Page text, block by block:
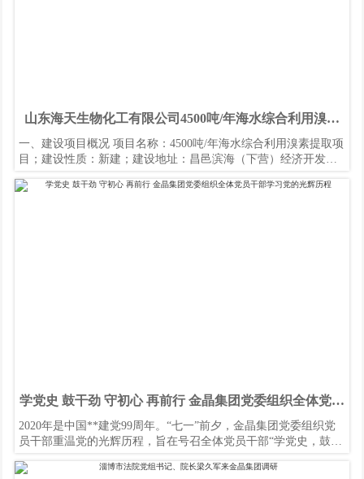
山东海天生物化工有限公司4500吨/年海水综合利用溴素
提取项目 环境影响评价报告书征求意见稿公示
一、建设项目概况 项目名称：4500吨/年海水综合利用溴素提取项
目；建设性质：新建；建设地址：昌邑滨海（下营）经济开发区
学党史 鼓干劲 守初心 再前行 金晶集团党委组织全体党员
干部学习党的光辉历程
2020年是中国**建党99周年。“七一”前夕，金晶集团党委组织党
员干部重温党的光辉历程，旨在号召全体党员干部“学党史，鼓干
俱进的学习教育，不断提升执政能力的历史经验，坚定理想信